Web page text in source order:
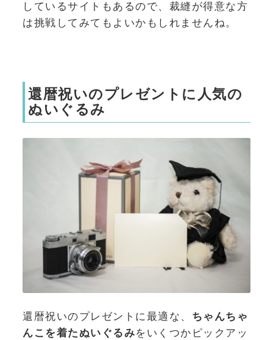
しているサイトもあるので、裁縫が得意な方
は挑戦してみてもよいかもしれませんね。
還暦祝いのプレゼントに人気の
ぬいぐるみ
還暦祝いのプレゼントに最適な、 ちゃんちゃ
んこを着たぬいぐるみをいくつかピックアッ